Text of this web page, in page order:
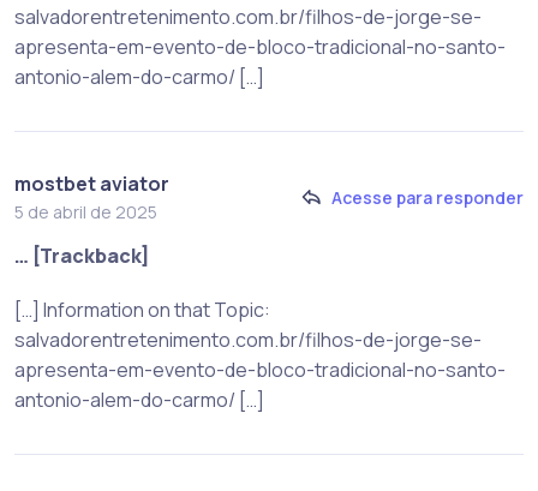
salvadorentretenimento.com.br/filhos-de-jorge-se-
apresenta-em-evento-de-bloco-tradicional-no-santo-
antonio-alem-do-carmo/ […]
mostbet aviator
5 de abril de 2025
Acesse para responder
… [Trackback]
[…] Information on that Topic:
salvadorentretenimento.com.br/filhos-de-jorge-se-
apresenta-em-evento-de-bloco-tradicional-no-santo-
antonio-alem-do-carmo/ […]